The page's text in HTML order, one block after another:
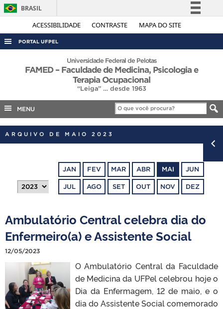
ACESSIBILIDADE CONTRASTE MAPA DO SITE
BRASIL
Simplifique!
Acesso à informação
Legislação
Canais
PORTAL UFPEL
ACESSO À INFORMAÇÃO
CONCURSOS
EDITAIS
INTERNACIONAL
TELEFONES
Universidade Federal de Pelotas
FAMED – Faculdade de Medicina, Psicologia e
Terapia Ocupacional
“Leiga” … desde 1963
MENU
ARQUIVO DE MAIO 2023
JAN FEV MAR ABR MAI JUN
JUL AGO SET OUT NOV DEZ
Ambulatório Central celebra dia do
Enfermeiro(a) e Assistente Social
12/05/2023
O Ambulatório Central da Faculdade
de Medicina da UFPel celebrou hoje o
Dia da Enfermagem, 12 de maio, e o
dia do Assistente Social comemorado